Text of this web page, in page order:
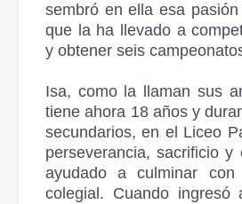
sembró en ella esa
que la ha llevado a
y obtener seis
Isa, como la llaman sus
tiene ahora 18 años y
secundarios, en el Liceo
perseverancia, sacrificio y
ayudado a culminar
colegial. Cuando ingresó